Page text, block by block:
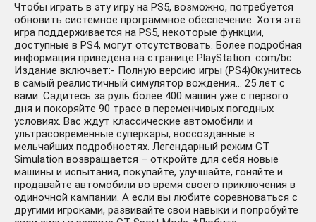
Чтобы играть в эту игру на PS5, возможно, потребуется
обновить системное программное обеспечение. Хотя эта
игра поддерживается на PS5, некоторые функции,
доступные в PS4, могут отсутствовать. Более подробная
информация приведена на странице PlayStation. com/bc.
Издание включает:- Полную версию игры (PS4)Окунитесь
в самый реалистичный симулятор вождения… 25 лет с
вами. Садитесь за руль более 400 машин уже с первого
дня и покоряйте 90 трасс в переменчивых погодных
условиях. Вас ждут классические автомобили и
ультрасовременные суперкары, воссозданные в
мельчайших подробностях. Легендарный режим GT
Simulation возвращается – откройте для себя новые
машины и испытания, покупайте, улучшайте, гоняйте и
продавайте автомобили во время своего приключения в
одиночной кампании. А если вы любите соревноваться с
другими игроками, развивайте свои навыки и попробуйте